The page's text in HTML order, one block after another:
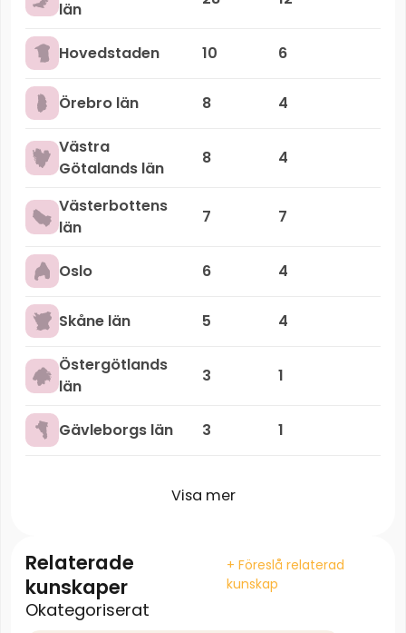
län
Hovedstaden 10 6
Örebro län 8 4
Västra
Götalands län
8 4
Västerbottens
län
7 7
Oslo 6 4
Skåne län 5 4
Östergötlands
län
3 1
Gävleborgs län 3 1
Visa mer
Relaterade
kunskaper
+ Föreslå relaterad
kunskap
Okategoriserat